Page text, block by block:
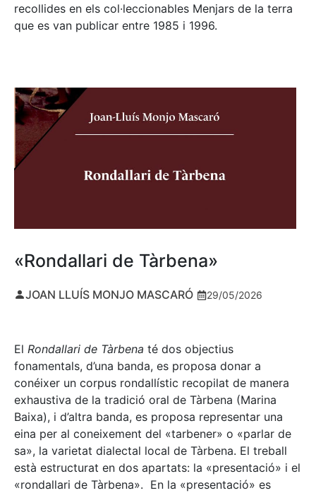
recollides en els col·leccionables Menjars de la terra
que es van publicar entre 1985 i 1996.
«Rondallari de Tàrbena»
JOAN LLUÍS MONJO MASCARÓ 29/05/2026
El Rondallari de Tàrbena té dos objectius
fonamentals, d’una banda, es proposa donar a
conéixer un corpus rondallístic recopilat de manera
exhaustiva de la tradició oral de Tàrbena (Marina
Baixa), i d’altra banda, es proposa representar una
eina per al coneixement del «tarbener» o «parlar de
sa», la varietat dialectal local de Tàrbena. El treball
està estructurat en dos apartats: la «presentació» i el
«rondallari de Tàrbena». En la «presentació» es